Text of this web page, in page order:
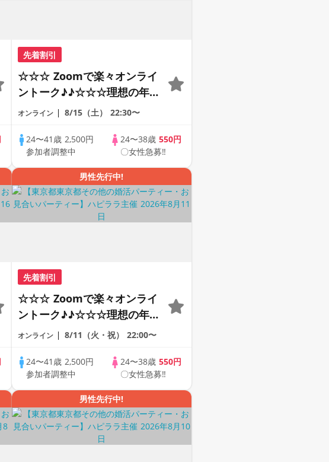
先着割引
☆☆☆ Zoomで楽々オンライ
ントーク♪♪☆☆☆理想の年の
差♪♪ そろそろ・・・素敵な
アルなオンライン婚活☆全国
の方が対象☆司会進行あり♪♪
オンライン 8/15（土） 22:30〜
24〜41歳2,500円
参加者調整中
24〜38歳 550円
〇女性急募‼
男性先行中!
先着割引
☆☆☆ Zoomで楽々オンライ
ントーク♪♪☆☆☆理想の年の
差♪♪ そろそろ・・・素敵な
アルなオンライン婚活☆全国
の方が対象☆司会進行あり♪♪
オンライン 8/11（火・祝） 22:00〜
24〜41歳2,500円
参加者調整中
24〜38歳 550円
〇女性急募‼
男性先行中!